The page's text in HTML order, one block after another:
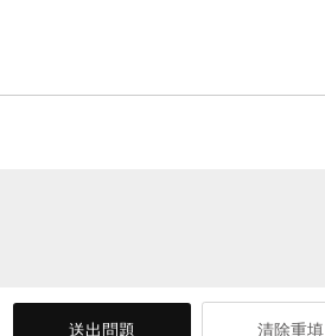
送出問題 清除重填